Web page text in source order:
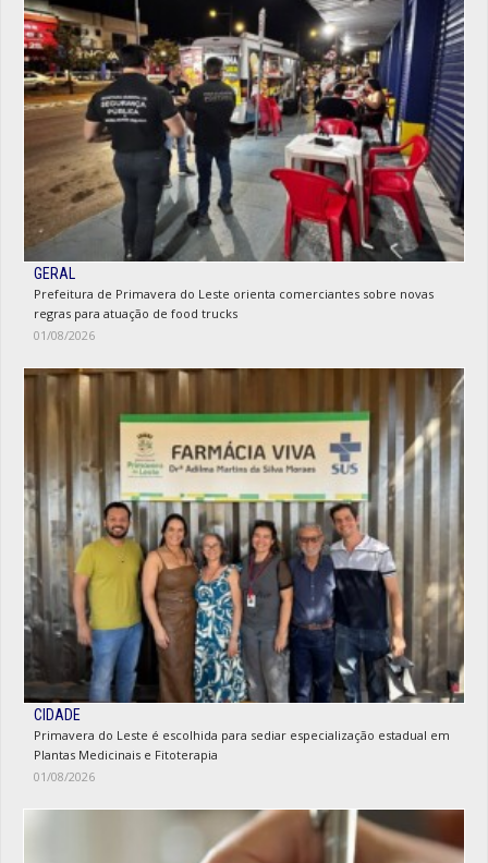
GERAL
Prefeitura de Primavera do Leste orienta comerciantes sobre novas
regras para atuação de food trucks
01/08/2026
CIDADE
Primavera do Leste é escolhida para sediar especialização estadual em
Plantas Medicinais e Fitoterapia
01/08/2026